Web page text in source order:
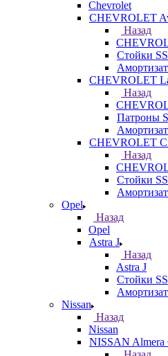
Chevrolet
CHEVROLET
Назад
Стойки
CHEVROLET
Назад
Патроны
CHEVROLET
Назад
Стойки
Opel
Назад
Opel
Astra J
Назад
Astra J
Стойки
Nissan
Назад
Nissan
NISSAN Almera